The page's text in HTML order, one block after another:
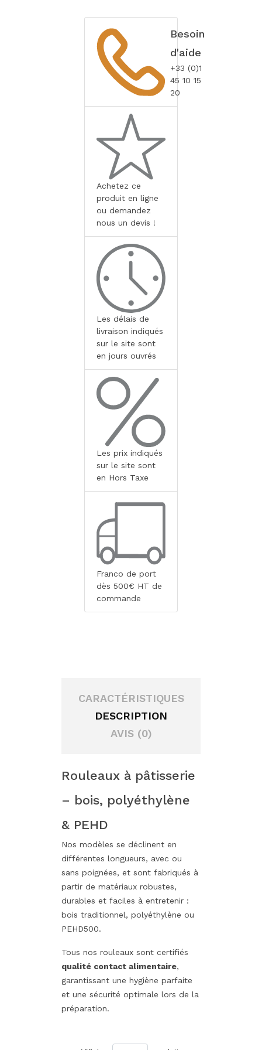
Besoin
d'aide
+33 (0)1
45 10 15
20
Achetez ce
produit en ligne
ou demandez
nous un devis !
Les délais de
livraison indiqués
sur le site sont
en jours ouvrés
Les prix indiqués
sur le site sont
en Hors Taxe
Franco de port
dès 500€ HT de
commande
CARACTÉRISTIQUES
DESCRIPTION
AVIS (0)
Rouleaux à pâtisserie
– bois, polyéthylène
& PEHD
Nos modèles se déclinent en
différentes longueurs, avec ou
sans poignées, et sont fabriqués à
partir de matériaux robustes,
durables et faciles à entretenir :
bois traditionnel, polyéthylène ou
PEHD500.
Tous nos rouleaux sont certifiés
qualité contact alimentaire,
garantissant une hygiène parfaite
et une sécurité optimale lors de la
préparation.